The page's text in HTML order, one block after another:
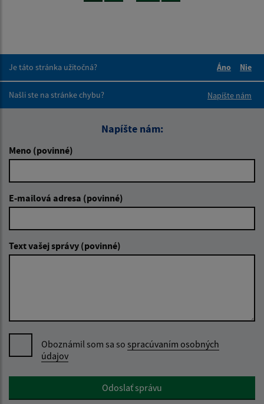
Je táto stránka užitočná?
Áno
Nie
Našli ste na stránke chybu?
Napíšte nám
Napíšte nám:
Meno (povinné)
E-mailová adresa (povinné)
Text vašej správy (povinné)
Oboznámil som sa so spracúvaním osobných
údajov
Google reCaptcha ResponseOdoslať správu